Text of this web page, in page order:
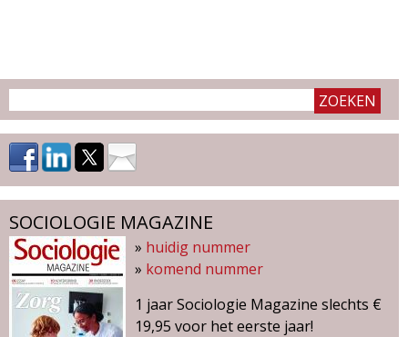
i
e
M
a
g
SOCIOLOGIE MAGAZINE
» huidig nummer
» komend nummer
1 jaar Sociologie Magazine slechts €
19,95 voor het eerste jaar!